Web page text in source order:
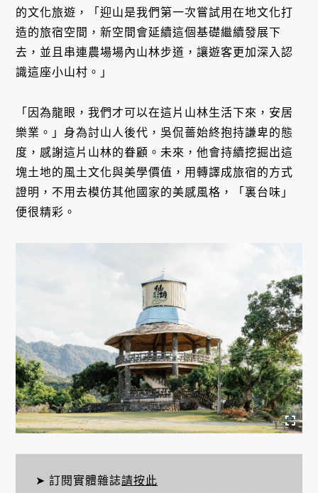
的文化旅遊，「迎山是我們第一次嘗試用在地文化打
造的旅宿空間，新空間會延續這個基礎繼續發展下
去，並且串連農場場內山林步道，讓遊客更加深入認
識這座小山村。」
「因為龍眼，我們才可以在這片山林生活下來，安居
樂業。」身為討山人後代，吳侃薔始終抱持謙卑的態
度，感謝這片山林的眷顧。未來，他會持續挖掘出這
塊土地的風土文化與美學價值，用轉譯成旅宿的方式
證明，不用去模仿其他國家的美感風格，「裏台味」
便很精彩。
➤ 訂閱實體雜誌請按此